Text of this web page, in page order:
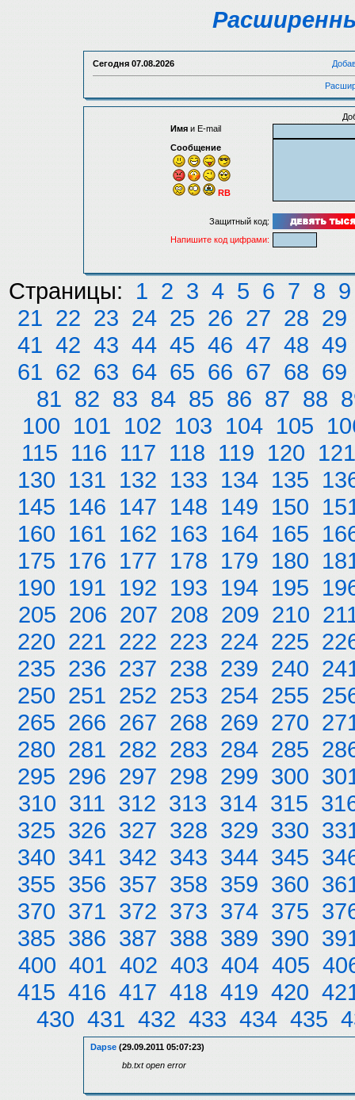
Сегодня 07.08.2026
Имя и E-mail
Сообщение
RB
Защитный код:
Напишите код цифрами:
Страницы: 1 2 3 4 5 6 7 8 9
21 22 23 24 25 26 27 28 29
41 42 43 44 45 46 47 48 49
61 62 63 64 65 66 67 68 69
81 82 83 84 85 86 87 88
100 101 102 103 104 105
115 116 117 118 119 120 121
130 131 132 133 134 135
145 146 147 148 149 150
160 161 162 163 164 165
175 176 177 178 179 180
190 191 192 193 194 195
205 206 207 208 209 210
220 221 222 223 224 225
235 236 237 238 239 240
250 251 252 253 254 255
265 266 267 268 269 270
280 281 282 283 284 285
295 296 297 298 299 300
310 311 312 313 314 315
325 326 327 328 329 330
340 341 342 343 344 345
355 356 357 358 359 360
370 371 372 373 374 375
385 386 387 388 389 390
400 401 402 403 404 405
415 416 417 418 419 420
430 431 432 433 434 435
Dapse (29.09.2011 05:07:23)
bb.txt open error